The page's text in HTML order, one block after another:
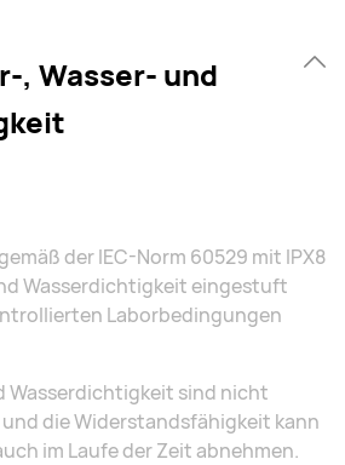
, Wasser- und
der IEC-Norm 60529 mit IPX8
Wasserdichtigkeit eingestuft
Laborbedingungen
Wasserdichtigkeit sind nicht
die Widerstandsfähigkeit kann
im Laufe der Zeit abnehmen.